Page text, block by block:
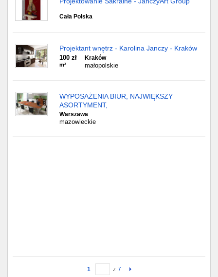
Cała Polska
Projektant wnętrz - Karolina Janczy - Kraków
100 zł
m²
Kraków
małopolskie
WYPOSAŻENIA BIUR, NAJWIĘKSZY
ASORTYMENT,
Warszawa
mazowieckie
1 z 7